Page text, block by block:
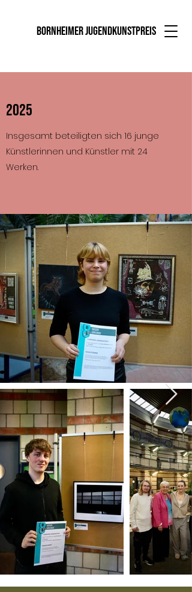
Bornheimer Jugendkunstpreis
2025
Insgesamt beteiligten sich 16 junge
Künstlerinnen und Künstler mit 24
Werken.